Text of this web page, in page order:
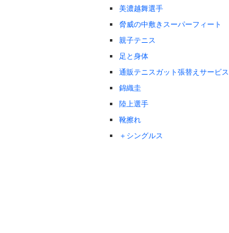
美濃越舞選手
脅威の中敷きスーパーフィート
親子テニス
足と身体
通販テニスガット張替えサービス
錦織圭
陸上選手
靴擦れ
＋シングルス